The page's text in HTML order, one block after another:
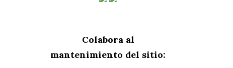
Colabora al
mantenimiento del sitio: